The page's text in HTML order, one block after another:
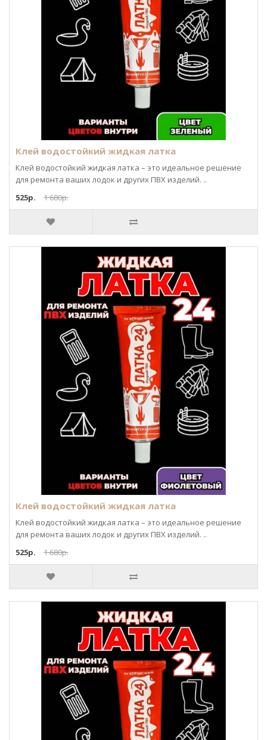
Клей водостойкий жидкая латка
Клей водостойкий жидкая латка – это идеальное решение
для ремонта ваших лодок и других ПВХ изделий. ..
525р.
1 680р.
Клей водостойкий жидкая латка
Клей водостойкий жидкая латка – это идеальное решение
для ремонта ваших лодок и других ПВХ изделий. ..
525р.
1 680р.